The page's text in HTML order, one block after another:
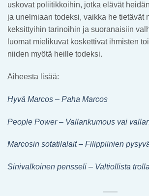
uskovat poliitikkoihin, jotka elävät
ja unelmiaan todeksi, vaikka he tietävät
keksittyihin tarinoihin ja suoranaisiin
luomat mielikuvat koskettivat ihmisten
niiden myötä heille todeksi.
Aiheesta lisää:
Hyvä Marcos – Paha Marcos
People Power – Vallankumous vai
Marcosin sotatilalait – Filippiinien
Sinivalkoinen pensseli – Valtiollista